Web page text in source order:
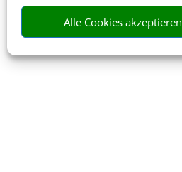
Alle Cookies akzeptieren